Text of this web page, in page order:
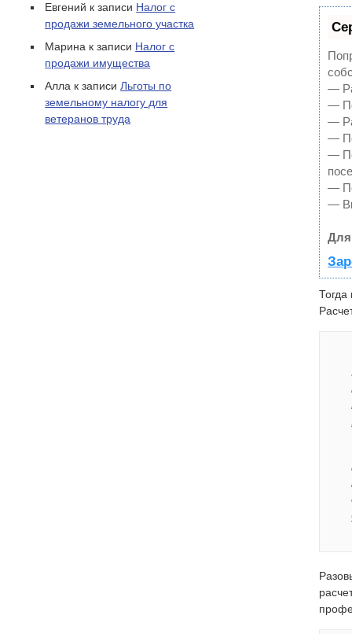
Евгений к записи Налог с
продажи земельного участка
Марина к записи Налог с
продажи имущества
Алла к записиЛьготы по
земельному налогу для
ветеранов труда
—
—
—
—
—
—
—
Для
Тогда